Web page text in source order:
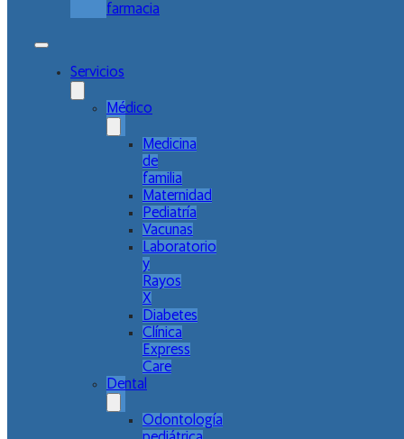
farmacia
Servicios
Médico
Medicina
de
familia
Maternidad
Pediatría
Vacunas
Laboratorio
y
Rayos
X
Diabetes
Clínica
Express
Care
Dental
Odontología